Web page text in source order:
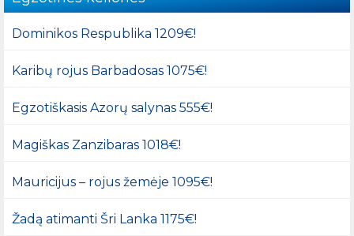
Dominikos Respublika 1209€!
Karibų rojus Barbadosas 1075€!
Egzotiškasis Azorų salynas 555€!
Magiškas Zanzibaras 1018€!
Mauricijus – rojus žemėje 1095€!
Žadą atimanti Šri Lanka 1175€!